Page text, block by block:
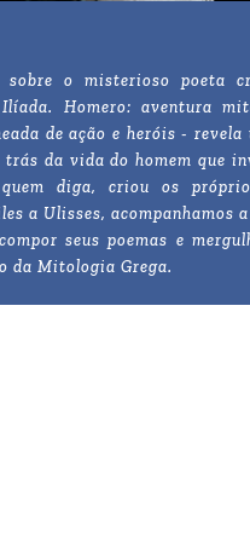
sobre o misterioso poeta
Homero: aventura
de ação e heróis - revela
da vida do homem que
diga, criou os
a Ulisses, acompanhamos
seus poemas e
da Mitologia Grega.